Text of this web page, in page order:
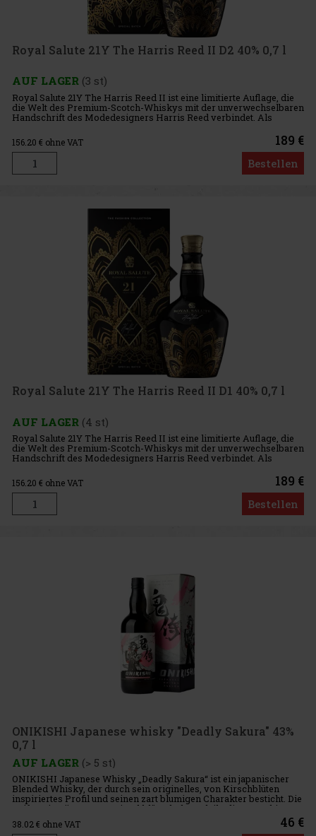
Royal Salute 21Y The Harris Reed II D2 40% 0,7 l
AUF LAGER (3 st)
Royal Salute 21Y The Harris Reed II ist eine limitierte Auflage, die
die Welt des Premium-Scotch-Whiskys mit der unverwechselbaren
Handschrift des Modedesigners Harris Reed verbindet. Als
Abschlusskapitel der Kollektion The Fashion Collection entstan
156.20 € ohne VAT 189 €
Bestellen
Royal Salute 21Y The Harris Reed II D1 40% 0,7 l
AUF LAGER (4 st)
Royal Salute 21Y The Harris Reed II ist eine limitierte Auflage, die
die Welt des Premium-Scotch-Whiskys mit der unverwechselbaren
Handschrift des Modedesigners Harris Reed verbindet. Als
Abschlusskapitel der Kollektion The Fashion Collection entstan
156.20 € ohne VAT 189 €
Bestellen
ONIKISHI Japanese whisky "Deadly Sakura" 43%
0,7 l
AUF LAGER (> 5 st)
ONIKISHI Japanese Whisky „Deadly Sakura“ ist ein japanischer
Blended Whisky, der durch sein originelles, von Kirschblüten
inspiriertes Profil und seinen zart blumigen Charakter besticht. Die
Reifung in Fässern aus Kirschblütenholz verleiht diesem Whi
38.02€ ohne VAT 46 €